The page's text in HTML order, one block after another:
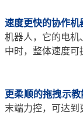
速度更快的协作机
机器人，它的电机
中时，整体速度可
更柔顺的拖拽示教
末端力控，可达到